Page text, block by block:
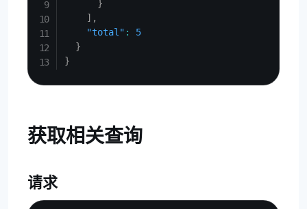
}
] ,
"total" :
5
}
}
获取相关查询
请求